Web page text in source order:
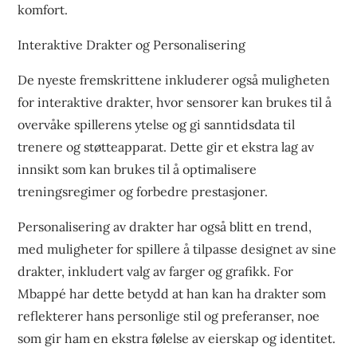
komfort.
Interaktive Drakter og Personalisering
De nyeste fremskrittene inkluderer også muligheten
for interaktive drakter, hvor sensorer kan brukes til å
overvåke spillerens ytelse og gi sanntidsdata til
trenere og støtteapparat. Dette gir et ekstra lag av
innsikt som kan brukes til å optimalisere
treningsregimer og forbedre prestasjoner.
Personalisering av drakter har også blitt en trend,
med muligheter for spillere å tilpasse designet av sine
drakter, inkludert valg av farger og grafikk. For
Mbappé har dette betydd at han kan ha drakter som
reflekterer hans personlige stil og preferanser, noe
som gir ham en ekstra følelse av eierskap og identitet.